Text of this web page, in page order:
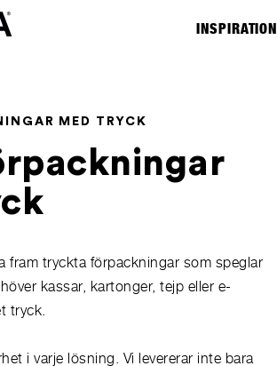
INSPIRATION
MED TRYCK
fram tryckta förpackningar som speglar
kassar, kartonger, tejp eller e-
tryck.
i varje lösning. Vi levererar inte bara